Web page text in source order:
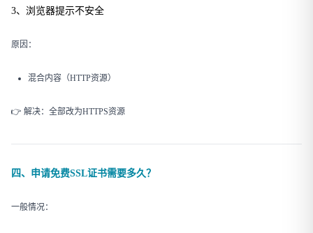
3、浏览器提示不安全
原因：
混合内容（HTTP资源）
👉 解决：全部改为HTTPS资源
四、申请免费SSL证书需要多久？
一般情况：